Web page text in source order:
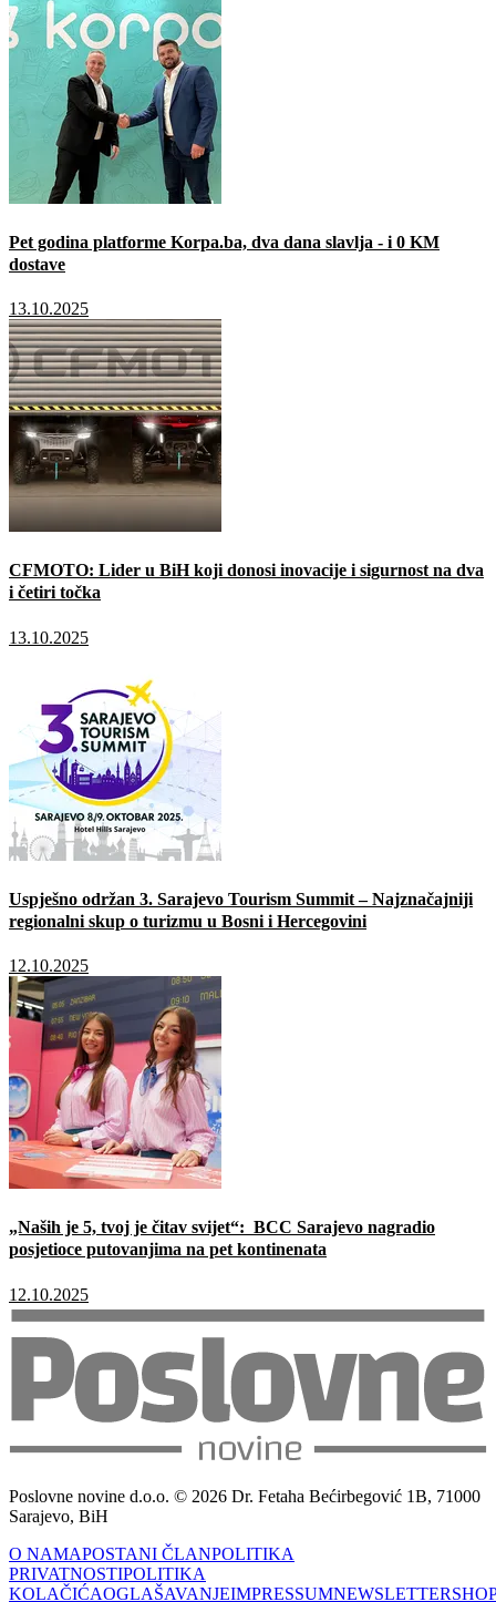
Pet godina platforme Korpa.ba, dva dana slavlja - i 0 KM
dostave
13.10.2025
CFMOTO: Lider u BiH koji donosi inovacije i sigurnost na dva
i četiri točka
13.10.2025
Uspješno održan 3. Sarajevo Tourism Summit – Najznačajniji
regionalni skup o turizmu u Bosni i Hercegovini
12.10.2025
„Naših je 5, tvoj je čitav svijet“: BCC Sarajevo nagradio
posjetioce putovanjima na pet kontinenata
12.10.2025
Poslovne novine d.o.o. © 2026 Dr. Fetaha Bećirbegović 1B, 71000
Sarajevo, BiH
O NAMAPOSTANI ČLANPOLITIKA
PRIVATNOSTIPOLITIKA
KOLAČIĆAOGLAŠAVANJEIMPRESSUMNEWSLETTER